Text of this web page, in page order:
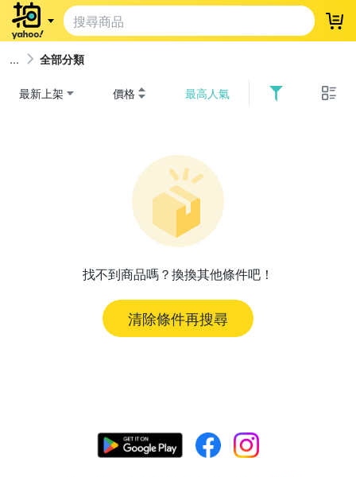
登
全部分類
最新上架 價格 最高人氣
找不到商品嗎？換換其他條件吧！
清除條件再搜尋